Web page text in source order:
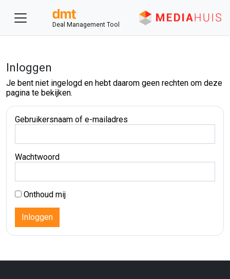
Deal Management Tool
Inloggen
Je bent niet ingelogd en hebt daarom geen rechten om deze
pagina te bekijken.
Gebruikersnaam of e-mailadres
Wachtwoord
Onthoud mij